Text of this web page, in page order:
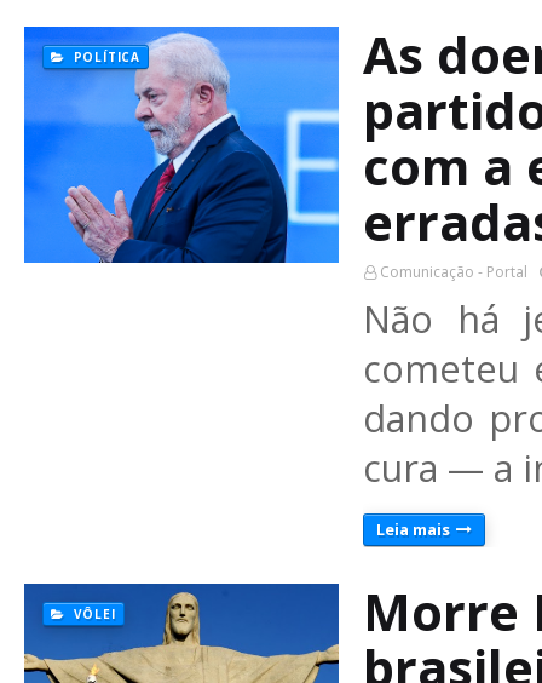
POLÍTICA
As
com a
Comunicação - Portal
Não há
cometeu
dando
cura — a
Leia mais
VÔLEI
Morre